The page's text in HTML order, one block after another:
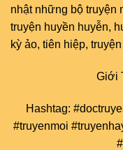
nhật những bộ truyện
truyện huyền huyễn,
kỳ ảo, tiên hiệp,
Giới
Hashtag:
#truyenmoi